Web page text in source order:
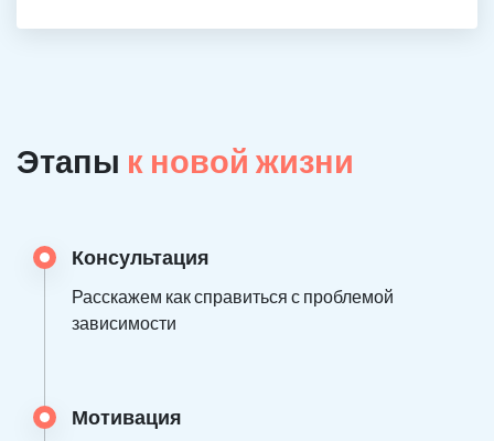
Этапы к новой жизни
Консультация
Расскажем как справиться с проблемой
зависимости
Мотивация